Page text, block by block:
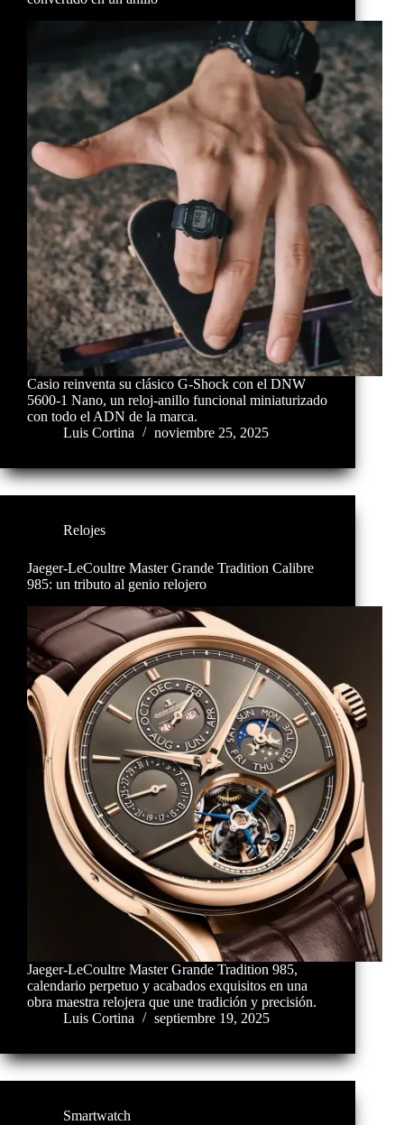
Casio reinventa su clásico G-Shock con el DNW
5600-1 Nano, un reloj-anillo funcional miniaturizado
con todo el ADN de la marca.
Luis Cortina
noviembre 25, 2025
Relojes
Jaeger-LeCoultre Master Grande Tradition Calibre
985: un tributo al genio relojero
Jaeger-LeCoultre Master Grande Tradition 985,
calendario perpetuo y acabados exquisitos en una
obra maestra relojera que une tradición y precisión.
Luis Cortina
septiembre 19, 2025
Smartwatch